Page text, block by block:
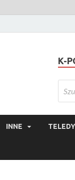
K-
INNE